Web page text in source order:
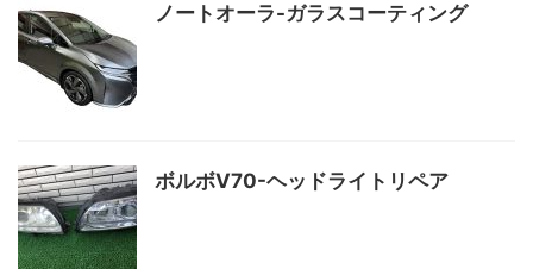
ノートオーラ-ガラスコーティング
ボルボV70-ヘッドライトリペア